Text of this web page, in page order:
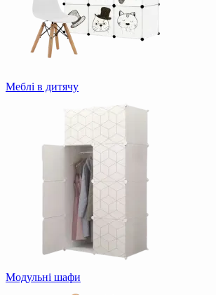
Меблі в дитячу
Модульні шафи